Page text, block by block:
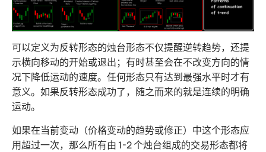
可以定义为反转形态的烛台形态不仅提醒逆转趋势，还提
示横向移动的开始或退出；有时甚至会在不改变方向的情
况下降低运动的速度。任何形态只有达到最强水平时才有
意义。如果反转形态成功了，随之而来的就是连续的明确
运动。
如果在当前变动（价格变动的趋势或修正）中这个形态应
用超过一次，那么所有由 1-2 个烛台组成的交易形态都将